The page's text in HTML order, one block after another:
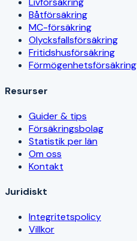
Båtförsäkring
MC-försäkring
Olycksfallsförsäkring
Fritidshusförsäkring
Förmögenhetsförsäkring
Resurser
Guider & tips
Försäkringsbolag
Statistik per län
Om oss
Kontakt
Juridiskt
Integritetspolicy
Villkor